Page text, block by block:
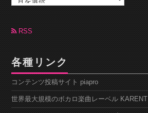
カ
ブ RSS
各種リンク
コンテンツ投稿サイト piapro
世界最大規模のボカロ楽曲レーベル KARENT